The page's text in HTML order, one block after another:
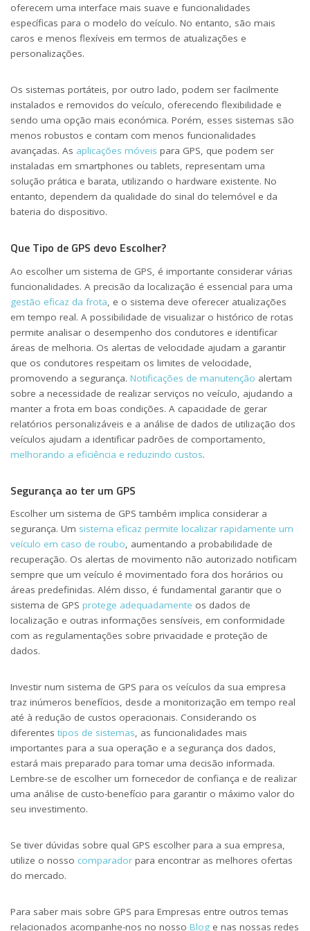
oferecem uma interface mais suave e funcionalidades
específicas para o modelo do veículo. No entanto, são mais
caros e menos flexíveis em termos de atualizações e
personalizações.
Os sistemas portáteis, por outro lado, podem ser facilmente
instalados e removidos do veículo, oferecendo flexibilidade e
sendo uma opção mais económica. Porém, esses sistemas são
menos robustos e contam com menos funcionalidades
avançadas. As aplicações móveis para GPS, que podem ser
instaladas em smartphones ou tablets, representam uma
solução prática e barata, utilizando o hardware existente. No
entanto, dependem da qualidade do sinal do telemóvel e da
bateria do dispositivo.
Que Tipo de GPS devo Escolher?
Ao escolher um sistema de GPS, é importante considerar várias
funcionalidades. A precisão da localização é essencial para uma
gestão eficaz da frota , e o sistema deve oferecer atualizações
em tempo real. A possibilidade de visualizar o histórico de rotas
permite analisar o desempenho dos condutores e identificar
áreas de melhoria. Os alertas de velocidade ajudam a garantir
que os condutores respeitam os limites de velocidade,
promovendo a segurança. Notificações de manutenção alertam
sobre a necessidade de realizar serviços no veículo, ajudando a
manter a frota em boas condições. A capacidade de gerar
relatórios personalizáveis e a análise de dados de utilização dos
veículos ajudam a identificar padrões de comportamento,
melhorando a eficiência e reduzindo custos.
Segurança ao ter um GPS
Escolher um sistema de GPS também implica considerar a
segurança. Um sistema eficaz permite localizar rapidamente um
veículo em caso de roubo, aumentando a probabilidade de
recuperação. Os alertas de movimento não autorizado notificam
sempre que um veículo é movimentado fora dos horários ou
áreas predefinidas. Além disso, é fundamental garantir que o
sistema de GPS protege adequadamente os dados de
localização e outras informações sensíveis, em conformidade
com as regulamentações sobre privacidade e proteção de
dados.
Investir num sistema de GPS para os veículos da sua empresa
traz inúmeros benefícios, desde a monitorização em tempo real
até à redução de custos operacionais. Considerando os
diferentes tipos de sistemas, as funcionalidades mais
importantes para a sua operação e a segurança dos dados,
estará mais preparado para tomar uma decisão informada.
Lembre-se de escolher um fornecedor de confiança e de realizar
uma análise de custo-benefício para garantir o máximo valor do
seu investimento.
Se tiver dúvidas sobre qual GPS escolher para a sua empresa,
utilize o nosso comparador para encontrar as melhores ofertas
do mercado.
Para saber mais sobre GPS para Empresas entre outros temas
relacionados acompanhe-nos no nosso Blog e nas nossas redes